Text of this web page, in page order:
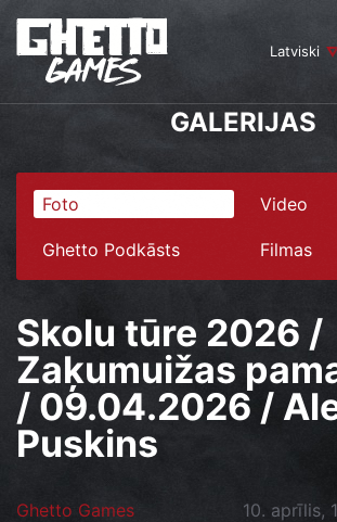
Latviski
GALERIJAS
Foto Video
Ghetto Podkāsts Filmas
Skolu tūre 2026 /
Zaķumuižas
/ 09.04.2026 /
Puskins
Ghetto Games
10. aprīlis,